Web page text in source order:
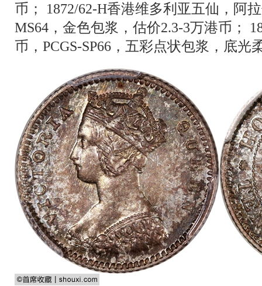
币； 1872/62-H香港维多利亚五仙，阿
MS64，金色包浆，估价2.3-3万港币；
币，PCGS-SP66，五彩点状包浆，底光